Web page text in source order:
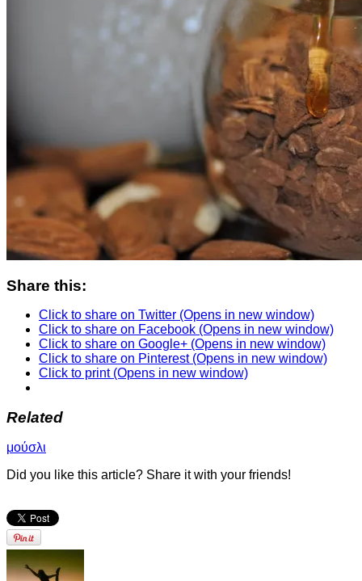
Share this:
Click to share on Twitter (Opens in new window)
Click to share on Facebook (Opens in new window)
Click to share on Google+ (Opens in new window)
Click to share on Pinterest (Opens in new window)
Click to print (Opens in new window)
Related
μούσλι
Did you like this article? Share it with your friends!